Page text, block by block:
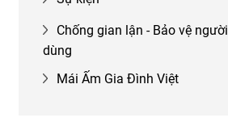
Chống gian lận - Bảo vệ người
dùng
Mái Ấm Gia Đình Việt